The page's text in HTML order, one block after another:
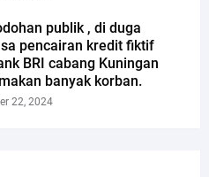
publik , di duga
pencairan kredit fiktif
BRI cabang Kuningan
banyak korban.
22, 2024